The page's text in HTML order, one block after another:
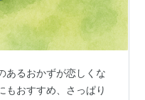
あるおかずが恋しくな
もおすすめ、さっぱり